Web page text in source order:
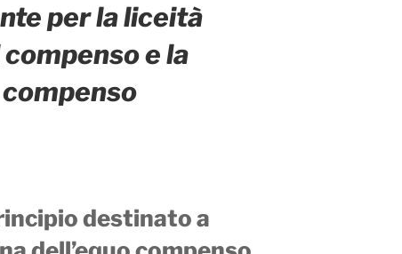
per la liceità
e la
destinato a